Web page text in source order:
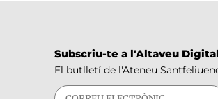
Subscriu-te a l'Altaveu Digital
El butlletí de l'Ateneu